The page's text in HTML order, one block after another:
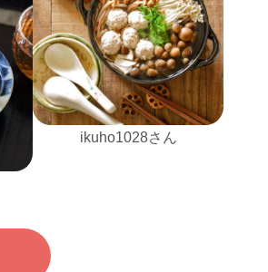
ikuho1028さん